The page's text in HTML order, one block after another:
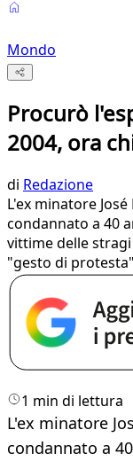
Mondo
Procurò
2004, ora
di Redazione
L'ex minatore
condannato a 40
vittime delle
"gesto di protesta"
1 min di lettura
L'ex minatore
condannato a